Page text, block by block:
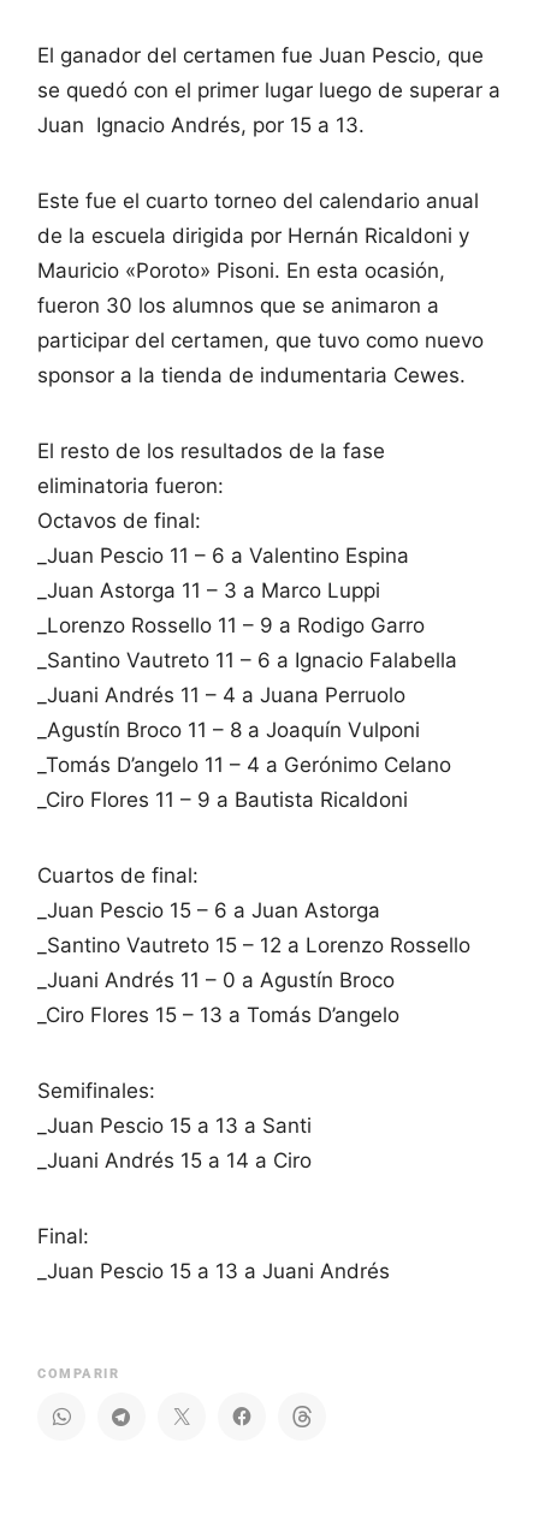
El ganador del certamen fue Juan Pescio, que
se quedó con el primer lugar luego de superar a
Juan Ignacio Andrés, por 15 a 13.
Este fue el cuarto torneo del calendario anual
de la escuela dirigida por Hernán Ricaldoni y
Mauricio «Poroto» Pisoni. En esta ocasión,
fueron 30 los alumnos que se animaron a
participar del certamen, que tuvo como nuevo
sponsor a la tienda de indumentaria Cewes.
El resto de los resultados de la fase
eliminatoria fueron:
Octavos de final:
_Juan Pescio 11 – 6 a Valentino Espina
_Juan Astorga 11 – 3 a Marco Luppi
_Lorenzo Rossello 11 – 9 a Rodigo Garro
_Santino Vautreto 11 – 6 a Ignacio Falabella
_Juani Andrés 11 – 4 a Juana Perruolo
_Agustín Broco 11 – 8 a Joaquín Vulponi
_Tomás D’angelo 11 – 4 a Gerónimo Celano
_Ciro Flores 11 – 9 a Bautista Ricaldoni
Cuartos de final:
_Juan Pescio 15 – 6 a Juan Astorga
_Santino Vautreto 15 – 12 a Lorenzo Rossello
_Juani Andrés 11 – 0 a Agustín Broco
_Ciro Flores 15 – 13 a Tomás D’angelo
Semifinales:
_Juan Pescio 15 a 13 a Santi
_Juani Andrés 15 a 14 a Ciro
Final:
_Juan Pescio 15 a 13 a Juani Andrés
COMPARIR